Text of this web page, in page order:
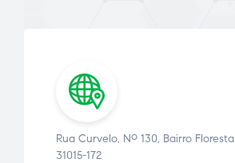
Rua Curvelo, Nº 130, Bairro
31015-172